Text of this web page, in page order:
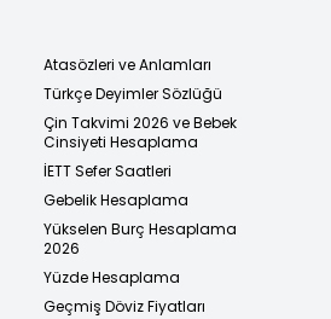
Atasözleri ve Anlamları
Türkçe Deyimler Sözlüğü
Çin Takvimi 2026 ve Bebek
Cinsiyeti Hesaplama
İETT Sefer Saatleri
Gebelik Hesaplama
Yükselen Burç Hesaplama
2026
Yüzde Hesaplama
Geçmiş Döviz Fiyatları